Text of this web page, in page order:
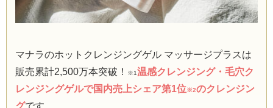
マナラのホットクレンジングゲル マッサージプラスは
販売累計2,500万本突破！
※1温感クレンジング・毛穴ク
レンジングゲルで国内売上シェア第1位※2のクレンジン
グです。